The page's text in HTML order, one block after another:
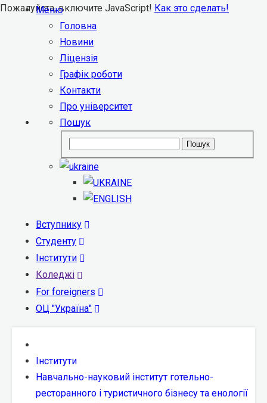
Пожалуйста, включите JavaScript! Как это сделать!
Меню
Головна
Новини
Ліцензія
Графік роботи
Контакти
Про університет
Пошук
Пошук
Вступнику
Студенту
Інститути
Коледжі
For foreigners
ОЦ "Україна"
Інститути
Навчально-науковий інститут готельно-
ресторанного і туристичного бізнесу та енології